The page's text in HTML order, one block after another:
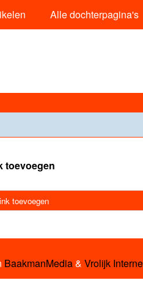
Alle dochterpagina's
toevoegen
toevoegen
BaakmanMedia& Vrolijk